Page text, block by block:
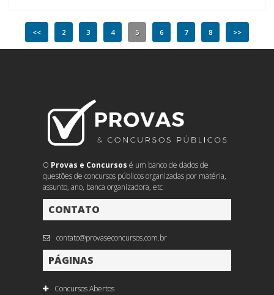
<< 2 3 4 5 6 7 8 >>
O Provas e Concursos é um banco de dados de
questões de concursos públicos organizadas por matéria,
assunto, ano, banca organizadora, etc
CONTATO
contato@provaseconcursos.com.br
PÁGINAS
Concursos Abertos